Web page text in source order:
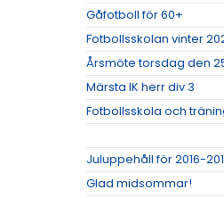
Gåfotboll för 60+
Fotbollsskolan vinter
Årsmöte torsdag den
Märsta IK herr div 3
Fotbollsskola och
Juluppehåll för 2016-
Glad midsommar!